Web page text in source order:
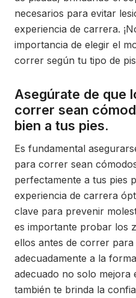
necesarios para evitar
experiencia de carrera.
importancia de elegir el
correr según tu tipo de
Asegúrate de que
correr sean
bien a tus pies.
Es fundamental
para correr sean
perfectamente a tus pies
experiencia de carrera
clave para prevenir
es importante probar los
ellos antes de correr
adecuadamente a la
adecuado no solo mejora
también te brinda la